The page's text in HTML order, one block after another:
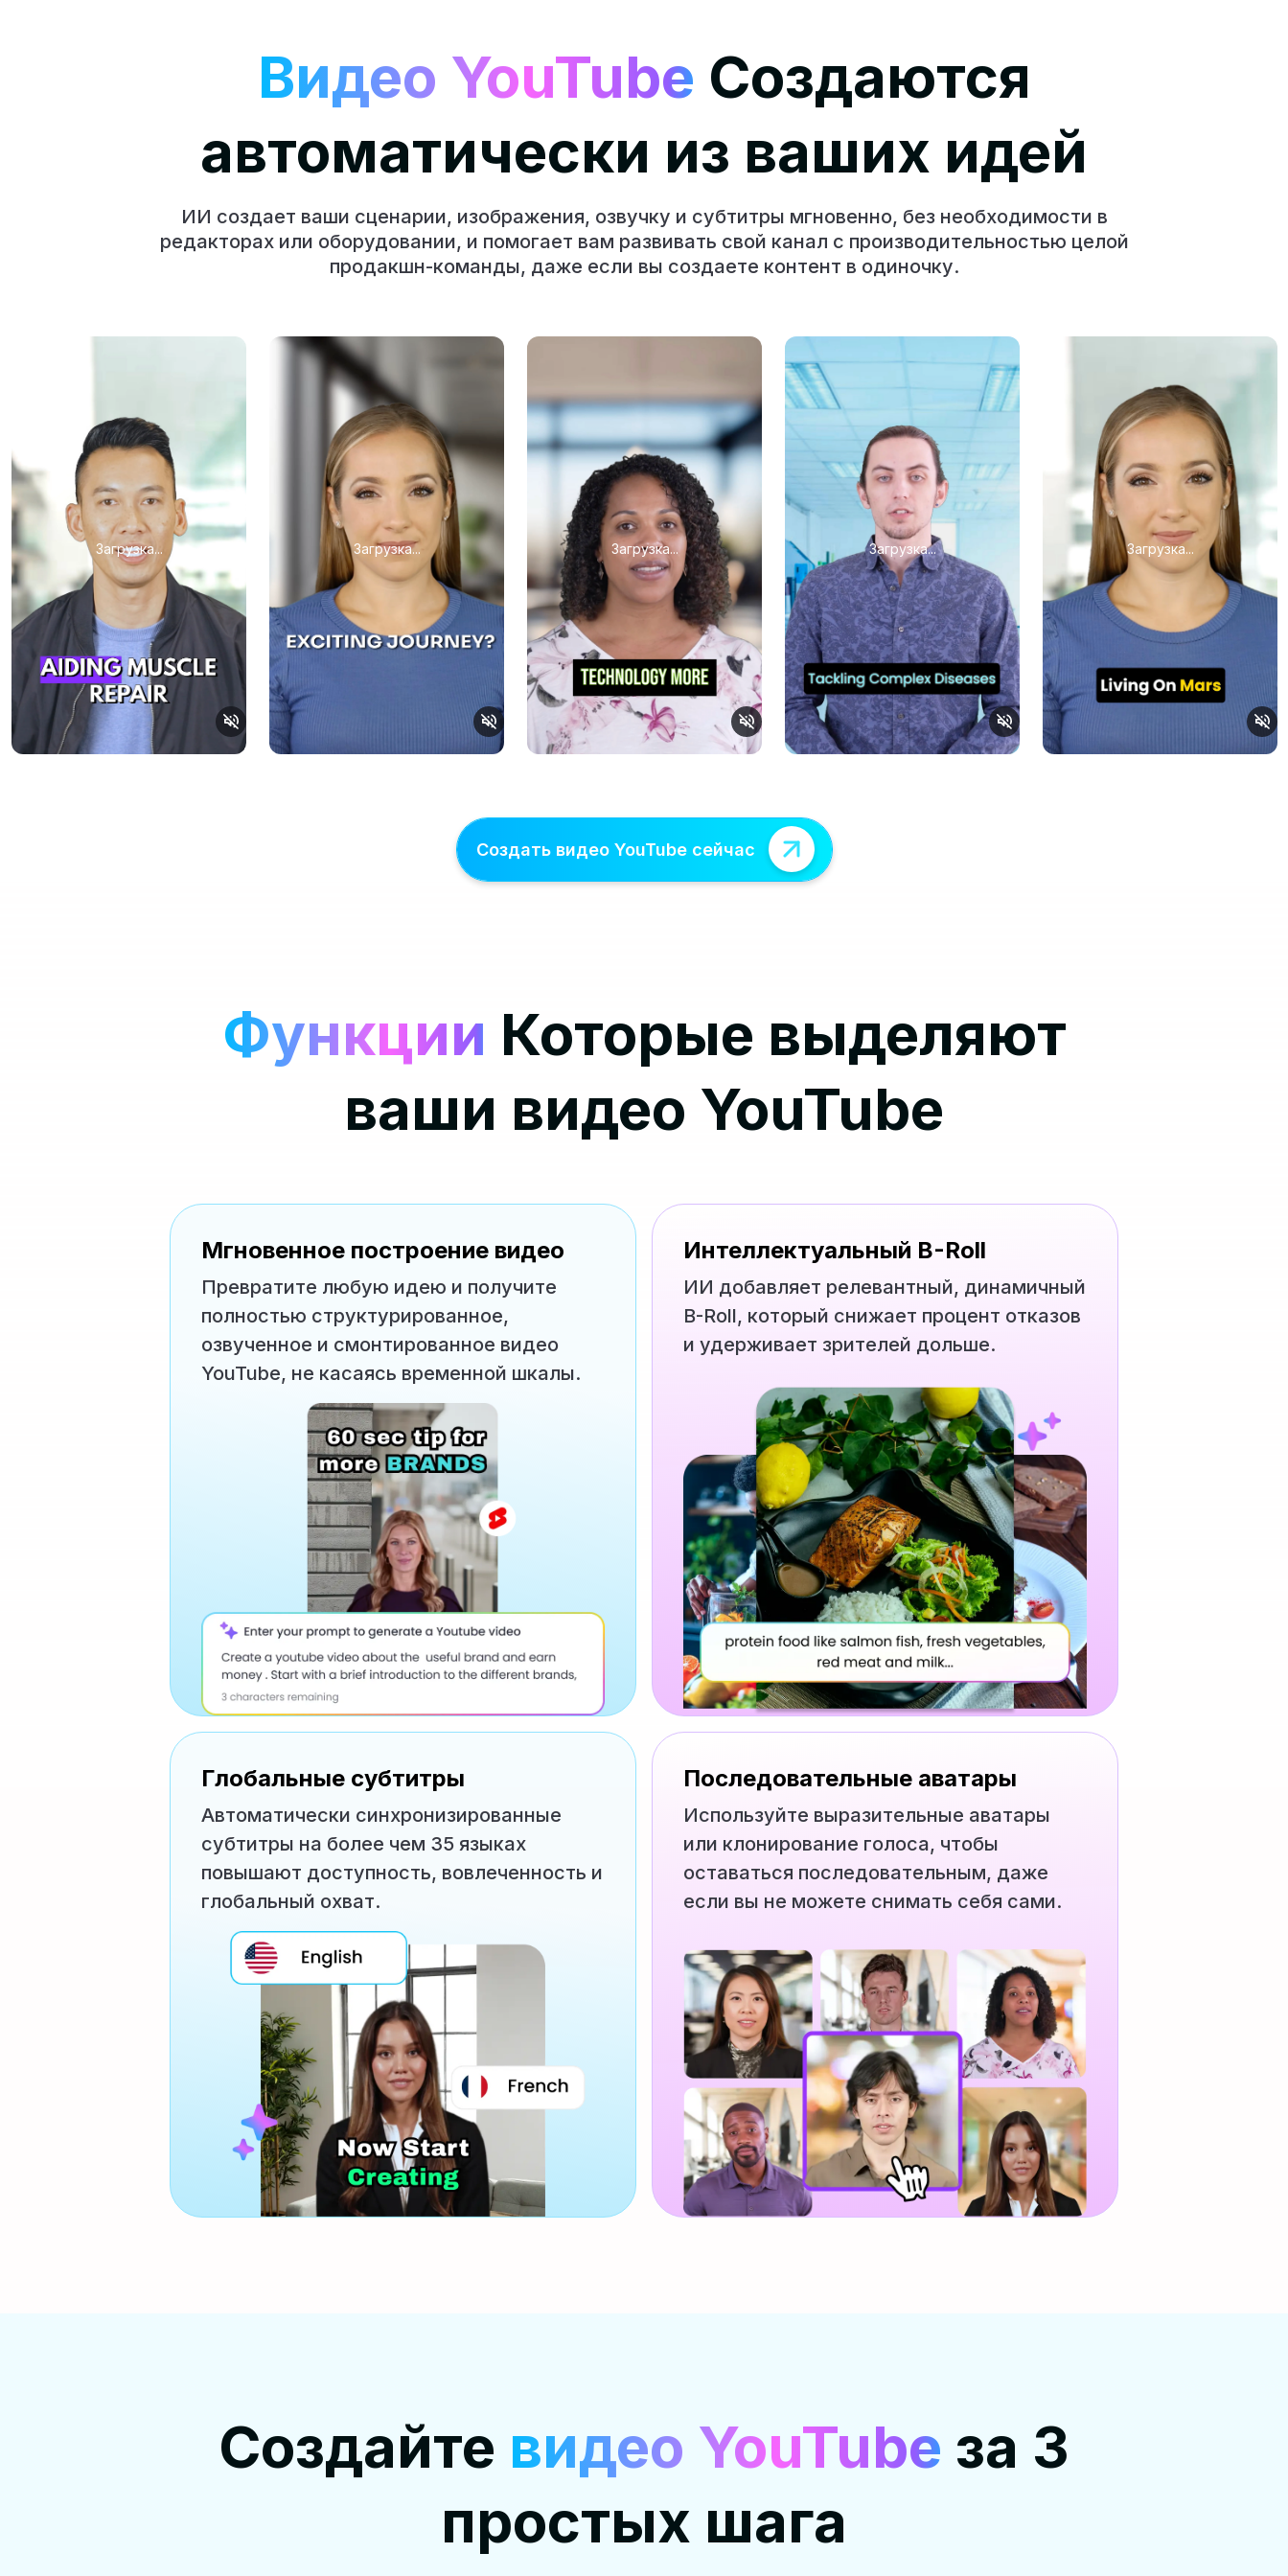
Видео YouTube Создаются
автоматически из ваших идей
ИИ создает ваши сценарии, изображения, озвучку и субтитры мгновенно, без необходимости в
редакторах или оборудовании, и помогает вам развивать свой канал с производительностью целой
продакшн-команды, даже если вы создаете контент в одиночку.
Загрузка... Загрузка... Загрузка... Загрузка... Загрузка...
Создать видео YouTube сейчас
Функции Которые выделяют
ваши видео YouTube
Мгновенное построение видео
Превратите любую идею и получите
полностью структурированное,
озвученное и смонтированное видео
YouTube, не касаясь временной шкалы.
Интеллектуальный B-Roll
ИИ добавляет релевантный, динамичный
B-Roll, который снижает процент отказов
и удерживает зрителей дольше.
Глобальные субтитры
Автоматически синхронизированные
субтитры на более чем 35 языках
повышают доступность, вовлеченность и
глобальный охват.
Последовательные аватары
Используйте выразительные аватары
или клонирование голоса, чтобы
оставаться последовательным, даже
если вы не можете снимать себя сами.
Создайте видео YouTube за 3
простых шага